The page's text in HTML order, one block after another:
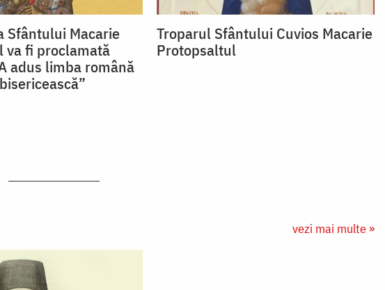
Sfântului Macarie
va fi proclamată
adus limba română
Troparul Sfântului Cuvios Macarie
Protopsaltul
vezi mai multe »